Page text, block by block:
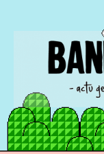
BAND
Actu Geek d'hier et